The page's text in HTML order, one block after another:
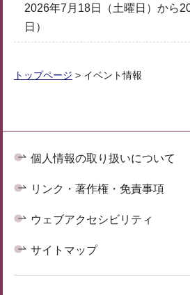
2026年7月18日（土曜日）から
日）
トップページ > イベント情報
個人情報の取り扱いについて
リンク・著作権・免責事項
ウェブアクセシビリティ
サイトマップ